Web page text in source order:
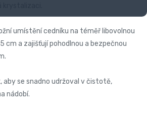
umístění cedníku na téměř libovolnou
cm a zajišťují pohodlnou a bezpečnou
aby se snadno udržoval v čistotě,
nádobí.